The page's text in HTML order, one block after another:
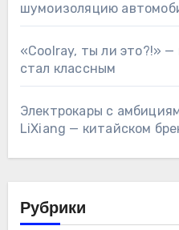
шумоизоляцию
«Coolray, ты ли это?!» —
стал классным
Электрокары с
LiXiang — китайском
Рубрики